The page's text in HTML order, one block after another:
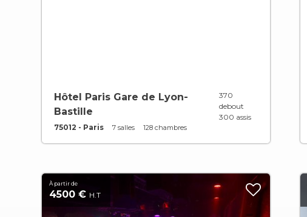
Hôtel Paris Gare de Lyon-
Bastille
75012 - Paris 7 salles 128 chambres
370
debout
300 assis
À partir de
4500 € H.T